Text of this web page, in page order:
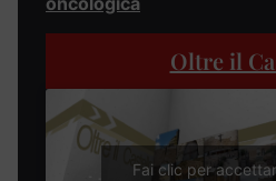
Oltre il
Fai clic per